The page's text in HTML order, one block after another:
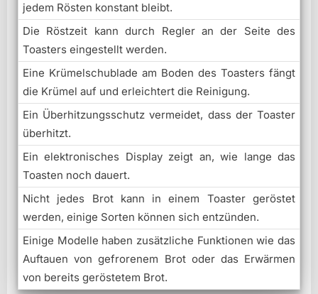
jedem Rösten konstant bleibt.
Die Röstzeit kann durch Regler an der Seite des
Toasters eingestellt werden.
Eine Krümelschublade am Boden des Toasters fängt
die Krümel auf und erleichtert die Reinigung.
Ein Überhitzungsschutz vermeidet, dass der Toaster
überhitzt.
Ein elektronisches Display zeigt an, wie lange das
Toasten noch dauert.
Nicht jedes Brot kann in einem Toaster geröstet
werden, einige Sorten können sich entzünden.
Einige Modelle haben zusätzliche Funktionen wie das
Auftauen von gefrorenem Brot oder das Erwärmen
von bereits geröstetem Brot.